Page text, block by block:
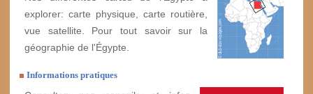
explorer: carte physique, carte routière,
vue satellite. Pour tout savoir sur la
géographie de l'Égypte.
Informations pratiques